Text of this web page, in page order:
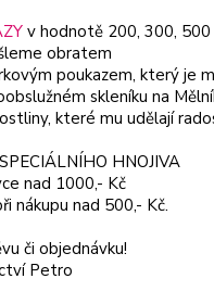
za účelem:
spokojenosti
60 dní a to za účelem:
spokojenosti
využívá tyto
společností
softwarů,
v hodnotě 200, 300, 500
obratem
poukazem, který je
skleníku na
které mu udělají
HNOJIVA
nad 1000,- Kč
nákupu nad 500,- Kč.
či objednávku!
Petro